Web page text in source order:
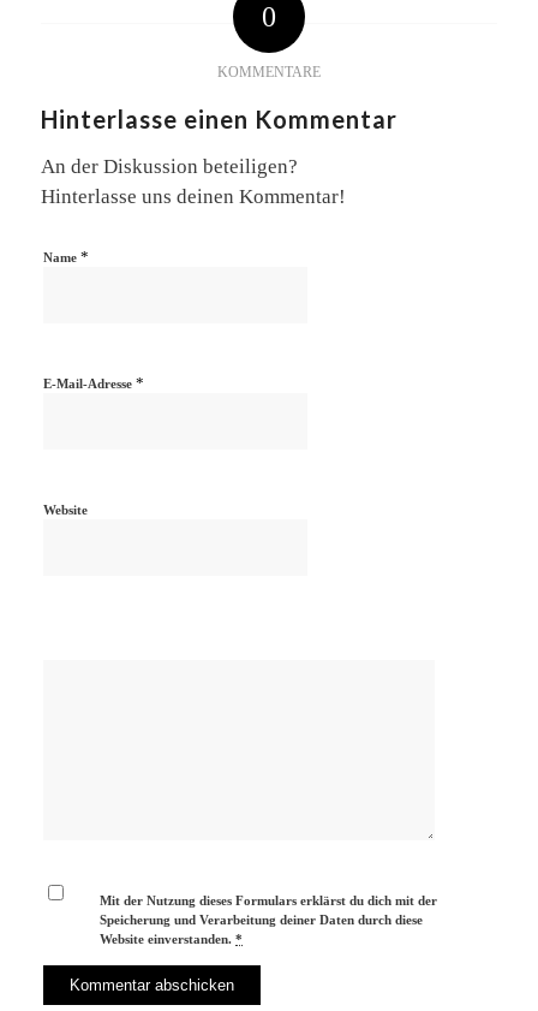
0
KOMMENTARE
Hinterlasse einen Kommentar
An der Diskussion beteiligen?
Hinterlasse uns deinen Kommentar!
Name *
E-Mail-Adresse *
Website
Mit der Nutzung dieses Formulars erklärst du dich mit der
Speicherung und Verarbeitung deiner Daten durch diese
Website einverstanden.*